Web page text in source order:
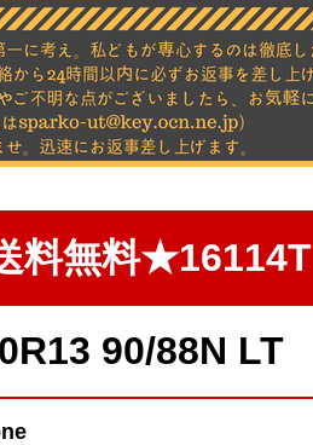
料無料★16114T
90/88N LT